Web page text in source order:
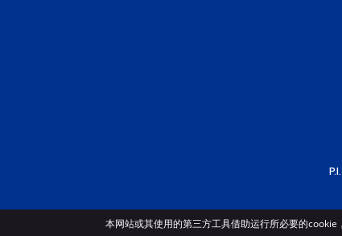
本网站或其使用的第三方工具借助运行所必要的